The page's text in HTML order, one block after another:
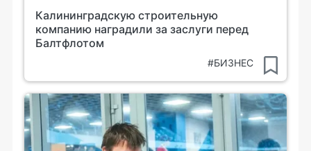
Калининградскую строительную
компанию наградили за заслуги перед
Балтфлотом
#БИЗНЕС